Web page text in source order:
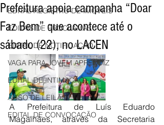
EDITAL REGISTRO DE IMÓVEIS
EDITAIS DE PROCLAMAS
EDITAL DE NOTIFICAÇÃO
VAGA PARA JOVEM APRENDIZ
EDITAL DE INTIMAÇÃO
AVISO DE LEILÃO
EDITAL DE CONVOCAÇÃO
Prefeitura apoia campanha “Doar
Faz Bem” que acontece até o
sábado (22), no LACEN
A Prefeitura de Luís Eduardo
Magalhães, através da Secretaria